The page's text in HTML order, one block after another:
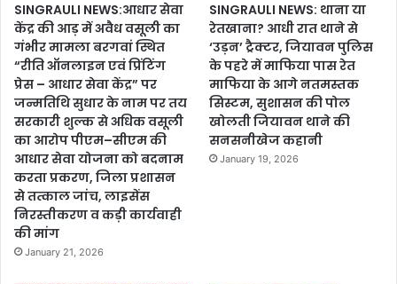
SINGRAULI NEWS:आधार सेवा
केंद्र की आड़ में अवैध वसूली का
गंभीर मामला बरगवां स्थित
“रीति ऑनलाइन एवं प्रिंटिंग
प्रेस – आधार सेवा केंद्र” पर
जन्मतिथि सुधार के नाम पर तय
सरकारी शुल्क से अधिक वसूली
का आरोप पीएम–सीएम की
आधार सेवा योजना को बदनाम
करता प्रकरण, जिला प्रशासन
से तत्काल जांच, लाइसेंस
निरस्तीकरण व कड़ी कार्यवाही
की मांग
January 21, 2026
SINGRAULI NEWS: थाना या
रेतखाना? आधी रात थाने से
‘उड़न’ ट्रैक्टर, जियावन पुलिस
के पहरे में माफिया पास रेत
माफिया के आगे नतमस्तक
सिस्टम, सुशासन की पोल
खोलती जियावन थाने की
सनसनीखेज कहानी
January 19, 2026